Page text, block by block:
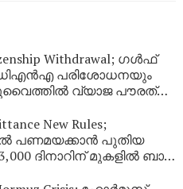
Withdrawal; ഗൾഫ്
പരിശോധനയും
വ്യാജ പൗരത്വം
New Rules;
പണമയക്കാൻ പുതിയ
ദിനാറിന് മുകളിൽ ബാങ്ക്